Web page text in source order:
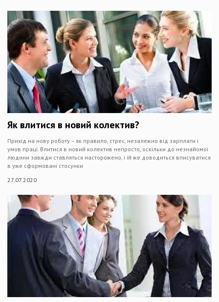
Як влитися в новий колектив?
Прихід на нову роботу – як правило, стрес, незалежно від зарплати і
умов праці. Влитися в новий колектив непросто, оскільки до незнайомої
людини завжди ставляться насторожено, і їй же доводиться вписуватися
в уже сформовані стосунки
27.07.2020